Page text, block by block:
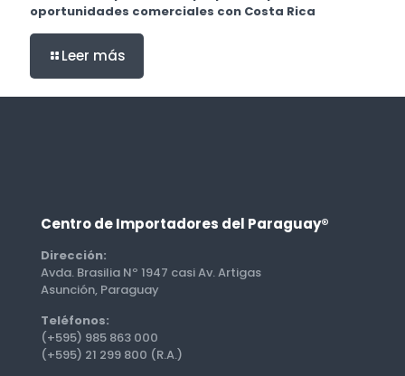
oportunidades comerciales con Costa Rica
Leer más
Centro de Importadores del Paraguay®
Dirección:
Avda. Brasilia Nº 1947 casi Av. Artigas
Asunción, Paraguay
Teléfonos:
(+595) 985 863 000
(+595) 21 299 800 (R.A.)